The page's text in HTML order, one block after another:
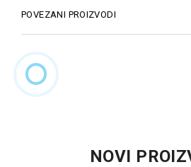
POVEZANI PROIZVODI
NOVI